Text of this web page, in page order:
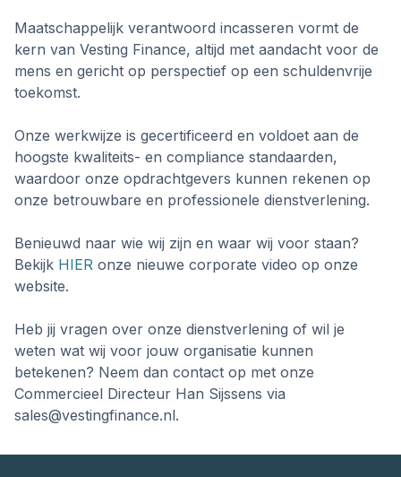
Maatschappelijk verantwoord incasseren vormt de
kern van Vesting Finance, altijd met aandacht voor de
mens en gericht op perspectief op een schuldenvrije
toekomst.
Onze werkwijze is gecertificeerd en voldoet aan de
hoogste kwaliteits- en compliance standaarden,
waardoor onze opdrachtgevers kunnen rekenen op
onze betrouwbare en professionele dienstverlening.
Benieuwd naar wie wij zijn en waar wij voor staan?
Bekijk HIER onze nieuwe corporate video op onze
website.
Heb jij vragen over onze dienstverlening of wil je
weten wat wij voor jouw organisatie kunnen
betekenen? Neem dan contact op met onze
Commercieel Directeur Han Sijssens via
sales@vestingfinance.nl.